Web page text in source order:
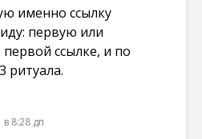
именно ссылку
первую или
ссылке, и по
ритуала.
в 8:28 дп